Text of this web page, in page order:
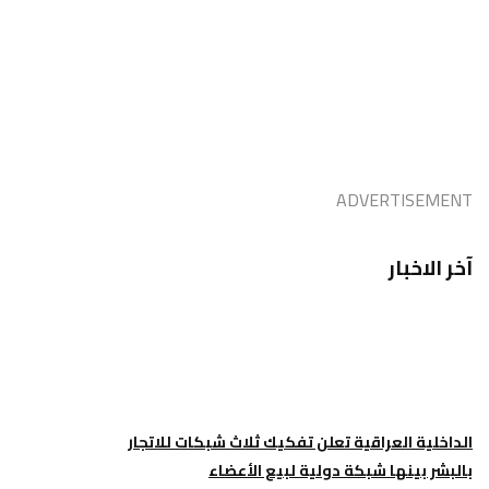
ADVERTISEMENT
آخر الاخبار
الداخلية العراقية تعلن تفكيك ثلاث شبكات للاتجار
بالبشر بينها شبكة دولية لبيع الأعضاء